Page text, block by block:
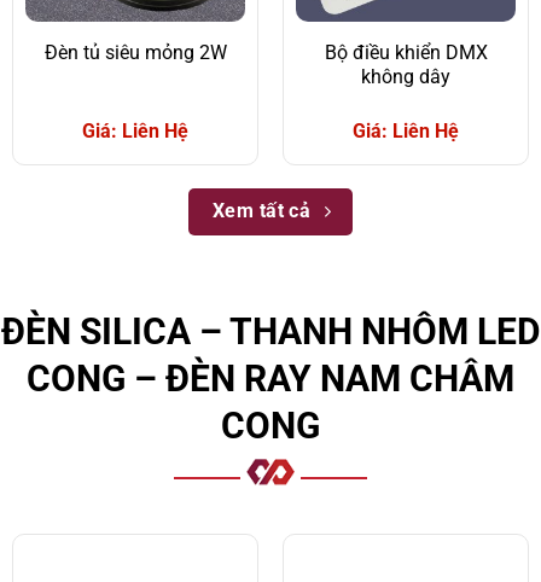
Đèn tủ siêu mỏng 2W
Giá: Liên Hệ
Bộ điều khiển DMX
không dây
Giá: Liên Hệ
Xem tất cả
ĐÈN SILICA – THANH NHÔM LED
CONG – ĐÈN RAY NAM CHÂM
CONG